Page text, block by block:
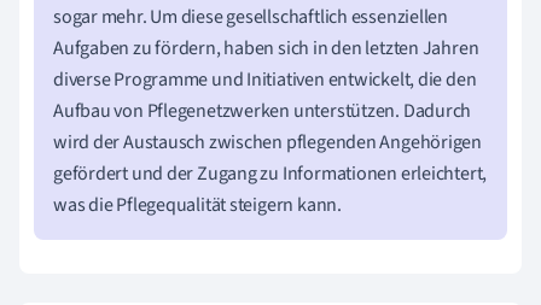
sogar mehr. Um diese gesellschaftlich essenziellen
Aufgaben zu fördern, haben sich in den letzten Jahren
diverse Programme und Initiativen entwickelt, die den
Aufbau von Pflegenetzwerken unterstützen. Dadurch
wird der Austausch zwischen pflegenden Angehörigen
gefördert und der Zugang zu Informationen erleichtert,
was die Pflegequalität steigern kann.